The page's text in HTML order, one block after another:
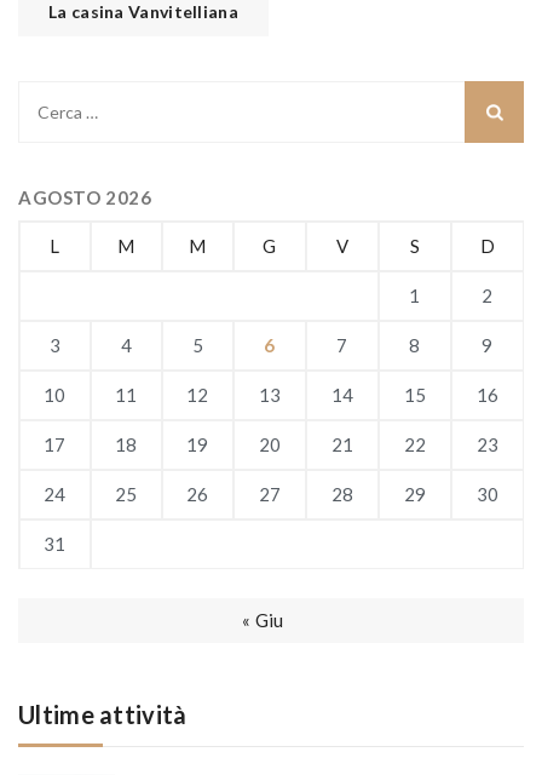
La casina Vanvitelliana
AGOSTO 2026
L M M G V S D
1 2
3 4 5 6 7 8 9
10 11 12 13 14 15 16
17 18 19 20 21 22 23
24 25 26 27 28 29 30
31
« Giu
Ultime attività